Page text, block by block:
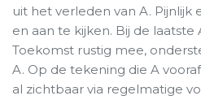
uit het verleden van A. Pijnlijk
en aan te kijken. Bij de
Toekomst rustig mee,
A. Op de tekening die A
al zichtbaar via regelmatige